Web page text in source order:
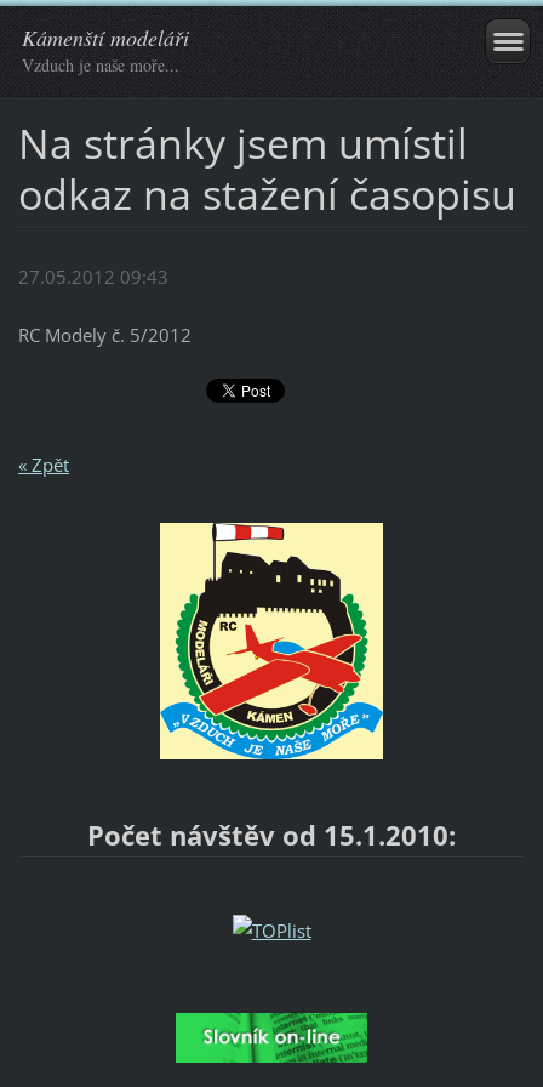
Kámenští modeláři
Vzduch je naše moře...
Na stránky jsem umístil
odkaz na stažení časopisu
27.05.2012 09:43
RC Modely č. 5/2012
« Zpět
Počet návštěv od 15.1.2010: